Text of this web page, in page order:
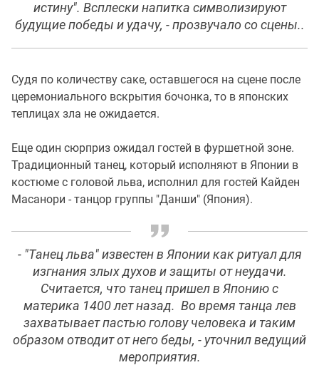
истину". Всплески напитка символизируют
будущие победы и удачу, - прозвучало со сцены..
Судя по количеству саке, оставшегося на сцене после
церемониального вскрытия бочонка, то в японских
теплицах зла не ожидается.
Еще один сюрприз ожидал гостей в фуршетной зоне.
Традиционный танец, который исполняют в Японии в
костюме с головой льва, исполнил для гостей Кайден
Масанори - танцор группы "Данши" (Япония).
- "Танец льва" известен в Японии как ритуал для
изгнания злых духов и защиты от неудачи.
Считается, что танец пришел в Японию с
материка 1400 лет назад. Во время танца лев
захватывает пастью голову человека и таким
образом отводит от него беды, - уточнил ведущий
мероприятия.